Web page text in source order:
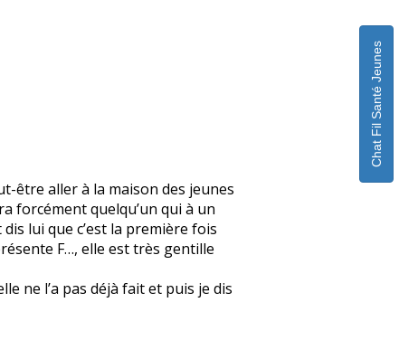
être aller à la maison des jeunes
forcément quelqu’un qui à un
lui que c’est la première fois
F…, elle est très gentille
ne l’a pas déjà fait et puis je dis
Chat Fil Santé Jeunes